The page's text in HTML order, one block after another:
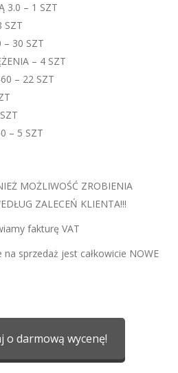
3.0 – 1 SZT
SZT
– 30 SZT
– 4 SZT
– 22 SZT
– 5 SZT
MOŻLIWOŚĆ ZROBIENIA
ZALECEŃ KLIENTA!!!
fakturę VAT
sprzedaż jest całkowicie NOWE
o darmową wycenę!